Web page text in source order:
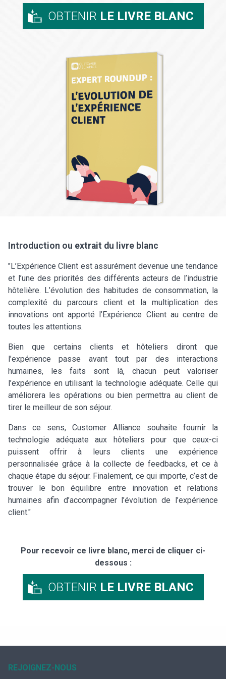
OBTENIR LE LIVRE BLANC
Introduction ou extrait du livre blanc
"L’Expérience Client est assurément devenue une tendance
et l’une des priorités des différents acteurs de l’industrie
hôtelière. L’évolution des habitudes de consommation, la
complexité du parcours client et la multiplication des
innovations ont apporté l’Expérience Client au centre de
toutes les attentions.
Bien que certains clients et hôteliers diront que
l’expérience passe avant tout par des interactions
humaines, les faits sont là, chacun peut valoriser
l’expérience en utilisant la technologie adéquate. Celle qui
améliorera les opérations ou bien permettra au client de
tirer le meilleur de son séjour.
Dans ce sens, Customer Alliance souhaite fournir la
technologie adéquate aux hôteliers pour que ceux-ci
puissent offrir à leurs clients une expérience
personnalisée grâce à la collecte de feedbacks, et ce à
chaque étape du séjour. Finalement, ce qui importe, c’est de
trouver le bon équilibre entre innovation et relations
humaines afin d’accompagner l’évolution de l’expérience
client."
Pour recevoir ce livre blanc, merci de cliquer ci-
dessous :
OBTENIR LE LIVRE BLANC
REJOIGNEZ-NOUS